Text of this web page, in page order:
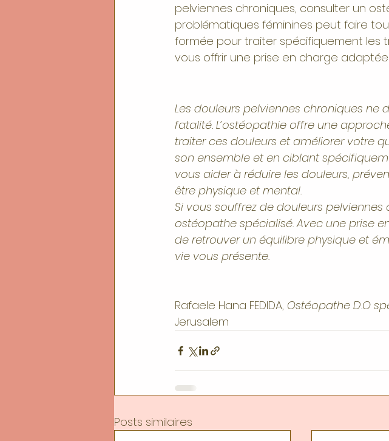
pelviennes chroniques, consulter un
problématiques féminines peut faire
formée pour traiter spécifiquement les
vous offrir une prise en charge
Les douleurs pelviennes chroniques
fatalité. L’ostéopathie offre une
traiter ces douleurs et améliorer votre
son ensemble et en ciblant
vous aider à réduire les douleurs,
être physique et mental.
Si vous souffrez de douleurs
ostéopathe spécialisé. Avec une prise
de retrouver un équilibre physique et
vie vous présente.
Rafaele Hana FEDIDA, Ostéopathe D.O
Jerusalem
Posts similaires